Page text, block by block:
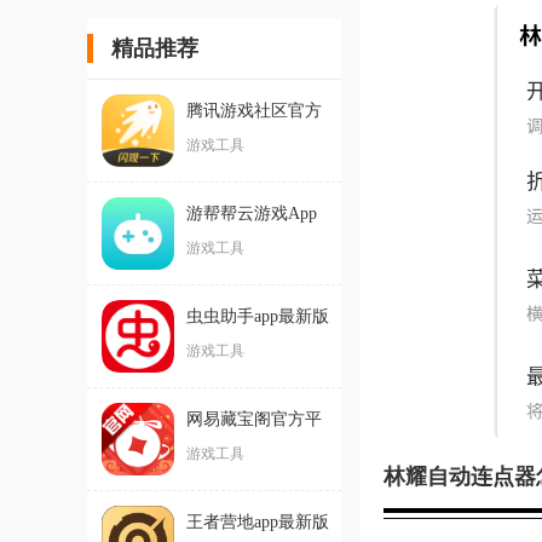
精品推荐
腾讯游戏社区官方
版(闪现一下)
游戏工具
游帮帮云游戏App
官方版
游戏工具
虫虫助手app最新版
游戏工具
网易藏宝阁官方平
台app
游戏工具
王者营地app最新版
林耀自动连点器